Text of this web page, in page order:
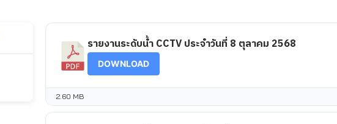
รายงานระดับน้ำ CCTV ประจำวันที่ 8 ตุลาคม 2568
DOWNLOAD
2.60 MB